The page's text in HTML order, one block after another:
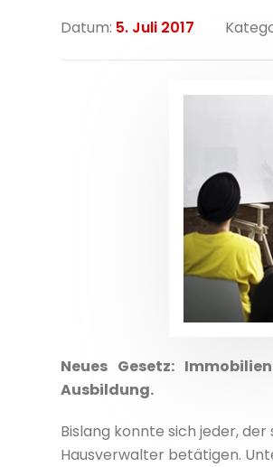
Datum: 5. Juli 2017
Neues Gesetz:
Ausbildung.
Bislang konnte sich jeder,
Hausverwalter betätigen.